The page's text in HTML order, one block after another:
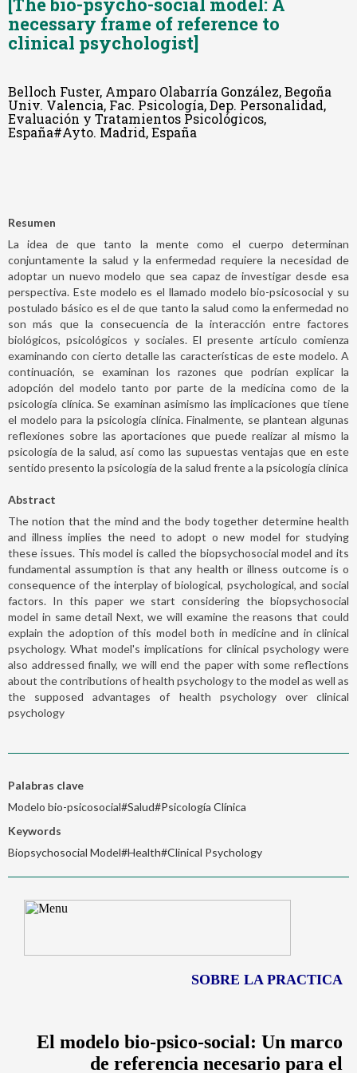
necessary frame of reference to
clinical psychologist]
Belloch Fuster, Amparo Olabarría González, Begoña
Univ. Valencia, Fac. Psicología, Dep. Personalidad,
Evaluación y Tratamientos Psicológicos,
España#Ayto. Madrid, España
Resumen
La idea de que tanto la mente como el cuerpo determinan
conjuntamente la salud y la enfermedad requiere la necesidad de
adoptar un nuevo modelo que sea capaz de investigar desde esa
perspectiva. Este modelo es el llamado modelo bio-psicosocial y su
postulado básico es el de que tanto la salud como la enfermedad no
son más que la consecuencia de la interacción entre factores
biológicos, psicológicos y sociales. El presente artículo comienza
examinando con cierto detalle las características de este modelo. A
continuación, se examinan los razones que podrían explicar la
adopción del modelo tanto por parte de la medicina como de la
psicología clínica. Se examinan asimismo las implicaciones que tiene
el modelo para la psicología clínica. Finalmente, se plantean algunas
reflexiones sobre las aportaciones que puede realizar al mismo la
psicología de la salud, así como las supuestas ventajas que en este
sentido presento la psicología de la salud frente a la psicología clínica
Abstract
The notion that the mind and the body together determine health
and illness implies the need to adopt o new model for studying
these issues. This model is called the biopsychosocial model and its
fundamental assumption is that any health or illness outcome is o
consequence of the interplay of biological, psychological, and social
factors. In this paper we start considering the biopsychosocial
model in same detail Next, we will examine the reasons that could
explain the adoption of this model both in medicine and in clinical
psychology. What model's implications for clinical psychology were
also addressed finally, we will end the paper with some reflections
about the contributions of health psychology to the model as well as
the supposed advantages of health psychology over clinical
psychology
Palabras clave
Modelo bio-psicosocial#Salud#Psicología Clínica
Keywords
Biopsychosocial Model#Health#Clinical Psychology